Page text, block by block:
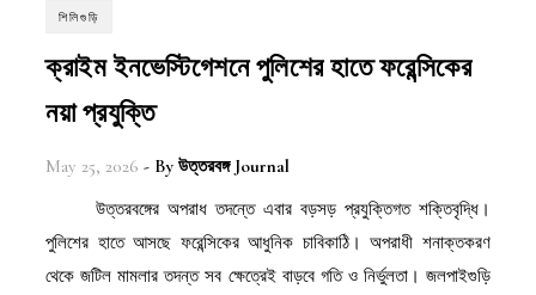
শিলিগুড়ি
ক্রাইম ইনভেস্টিগেশনে পুলিশের হাতে ফরেন্সিকের
নয়া প্রযুক্তি
May 25, 2026 - By উত্তরবঙ্গ Journal
উত্তরবঙ্গের অপরাধ তদন্তে এবার বড়সড় প্রযুক্তিগত শক্তিবৃদ্ধি।
পুলিশের হাতে আসছে ফরেন্সিকের আধুনিক চাবিকাঠি। অপরাধী শনাক্তকরণ
থেকে জটিল মামলার তদন্ত সব ক্ষেত্রেই বাড়বে গতি ও নির্ভুলতা। জলপাইগুড়ি